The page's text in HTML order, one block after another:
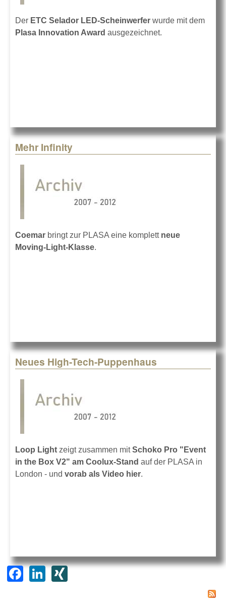
Der ETC Selador LED-Scheinwerfer wurde mit dem
Plasa Innovation Award ausgezeichnet.
Mehr Infinity
Coemar bringt zur PLASA eine komplett neue
Moving-Light-Klasse.
Neues High-Tech-Puppenhaus
Loop Light zeigt zusammen mitSchoko Pro "Event
in the Box V2" am Coolux-Stand auf der PLASA in
London - und vorab als Video hier.
F
Li XI